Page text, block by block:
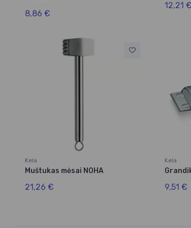
8,86 €
12,21 €
Kela
Muštukas mėsai NOHA
21,26 €
Kela
9,51 €